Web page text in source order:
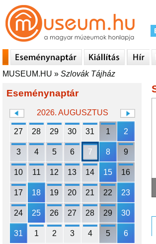
MUSEUM.HU » Szlovák Tájház
Eseménynaptár
2026. AUGUSZTUS
27 28 29 30 31 1 2
3 4 5 6 7 8 9
10 11 12 13 14 15 16
17 18 19 20 21 22 23
24 25 26 27 28 29 30
31 1 2 3 4 5 6